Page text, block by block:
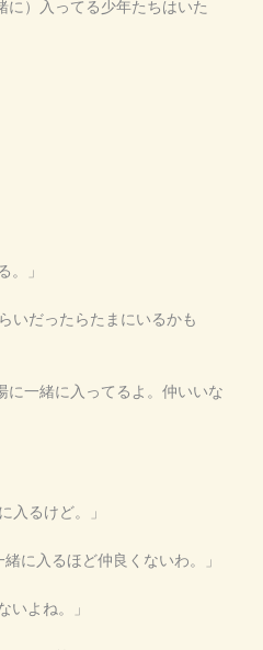
に）入ってる少年たちはいた
。」
いだったらたまにいるかも
に一緒に入ってるよ。仲いいな
入るけど。」
に入るほど仲良くないわ。」
いよね。」